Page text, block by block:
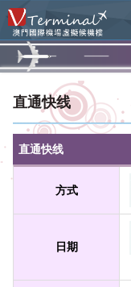
直通快线
直通快线
方式
日期